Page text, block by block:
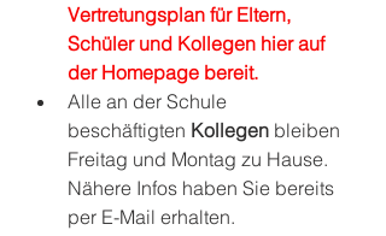
Vertretungsplan für Eltern,
Schüler und Kollegen hier auf
der Homepage bereit.
Alle an der Schule
beschäftigten Kollegen bleiben
Freitag und Montag zu Hause.
Nähere Infos haben Sie bereits
per E-Mail erhalten.